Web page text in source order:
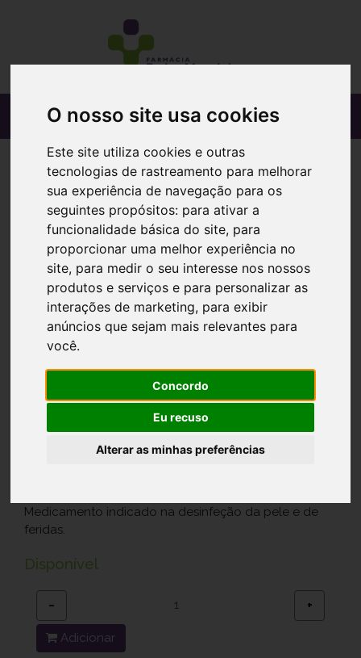
O nosso site usa cookies
Este site utiliza cookies e outras
tecnologias de rastreamento para melhorar
sua experiência de navegação para os
seguintes propósitos: para ativar a
funcionalidade básica do site, para
proporcionar uma melhor experiência no
site, para medir o seu interesse nos nossos
produtos e serviços e para personalizar as
interações de marketing, para exibir
anúncios que sejam mais relevantes para
você.
Concordo
Eu recuso
Alterar as minhas preferências
Betadine, 100 mg/mL-5 mL x 10 sol
Medicamento indicado na desinfeção da pele e de
feridas.
Disponível
− +
Adicionar